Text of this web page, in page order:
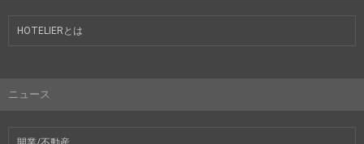
HOTELIERとは
ニュース